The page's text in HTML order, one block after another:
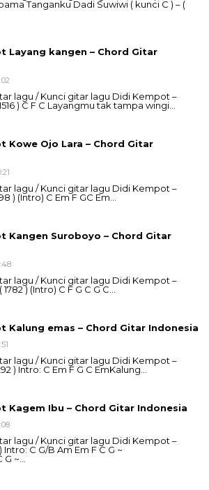
Tanganku Dadi Suwiwi ( kunci C ) – (
Layang kangen – Chord Gitar
lagu / Kunci gitar lagu Didi Kempot –
) C F C Layangmu tak tampa wingi…
Kowe Ojo Lara – Chord Gitar
lagu / Kunci gitar lagu Didi Kempot –
) (Intro) C Em F GC Em…
Kangen Suroboyo – Chord Gitar
lagu / Kunci gitar lagu Didi Kempot –
) (Intro) C F G C G C…
Kalung emas – Chord Gitar Indonesia
lagu / Kunci gitar lagu Didi Kempot –
) Intro: C Em F G C EmKalung…
Kagem Ibu – Chord Gitar Indonesia
lagu / Kunci gitar lagu Didi Kempot –
Intro: C G/B Am Em F C G ~
~…